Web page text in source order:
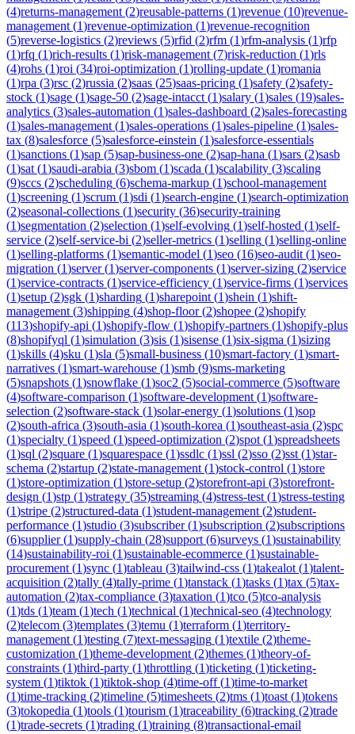
(4)returns-management (2)reusable-patterns (1)revenue (10)revenue-
management (1)revenue-optimization (1)revenue-recognition
(5)reverse-logistics (2)reviews (5)rfid (2)rfm (1)rfm-analysis (1)rfp
(1)rfq (1)rich-results (1)risk-management (7)risk-reduction (1)rls
(4)rohs (1)roi (34)roi-optimization (1)rolling-update (1)romania
(1)rpa (3)rsc (2)russia (2)saas (25)saas-pricing (1)safety (2)safety-
stock (1)sage (1)sage-50 (2)sage-intacct (1)salary (1)sales (19)sales-
analytics (3)sales-automation (1)sales-dashboard (2)sales-forecasting
(1)sales-management (1)sales-operations (1)sales-pipeline (1)sales-
tax (8)salesforce (5)salesforce-einstein (1)salesforce-essentials
(1)sanctions (1)sap (5)sap-business-one (2)sap-hana (1)sars (2)sasb
(1)sat (1)saudi-arabia (3)sbom (1)scada (1)scalability (3)scaling
(9)sccs (2)scheduling (6)schema-markup (1)school-management
(1)screening (1)scrum (1)sdi (1)search-engine (1)search-optimization
(2)seasonal-collections (1)security (36)security-training
(1)segmentation (2)selection (1)self-evolving (1)self-hosted (1)self-
service (2)self-service-bi (2)seller-metrics (1)selling (1)selling-online
(1)selling-platforms (1)semantic-model (1)seo (16)seo-audit (1)seo-
migration (1)server(1)server-components (1)server-sizing (2)service
(1)service-contracts (1)service-efficiency (1)service-firms (1)services
(1)setup (2)sgk (1)sharding (1)sharepoint (1)shein (1)shift-
management (3)shipping (4)shop-floor(2)shopee (2)shopify
(113)shopify-api (1)shopify-flow (1)shopify-partners (1)shopify-plus
(8)shopifyql (1)simulation (3)sis (1)sisense (1)six-sigma (1)sizing
(1)skills (4)sku (1)sla (5)small-business (10)smart-factory (1)smart-
narratives (1)smart-warehouse (1)smb (9)sms-marketing
(5)snapshots (1)snowflake (1)soc2 (5)social-commerce (5)software
(4)software-comparison (1)software-development (1)software-
selection (2)software-stack (1)solar-energy (1)solutions (1)sop
(2)south-africa (3)south-asia (1)south-korea (1)southeast-asia (2)spc
(1)specialty (1)speed (1)speed-optimization (2)spot (1)spreadsheets
(1)sql (2)square (1)squarespace (1)ssdlc (1)ssl (2)sso (2)sst (1)star-
schema (2)startup (2)state-management (1)stock-control (1)store
(1)store-optimization (1)store-setup (2)storefront-api (3)storefront-
design (1)stp (1)strategy (35)streaming (4)stress-test (1)stress-testing
(1)stripe (2)structured-data (1)student-management (2)student-
performance (1)studio (3)subscriber(1)subscription (2)subscriptions
(6)supplier(1)supply-chain (28)support (6)surveys (1)sustainability
(14)sustainability-roi (1)sustainable-ecommerce (1)sustainable-
procurement (1)sync (1)tableau (3)tailwind-css (1)takealot (1)talent-
acquisition (2)tally (4)tally-prime (1)tanstack (1)tasks (1)tax (5)tax-
automation (2)tax-compliance (3)taxation (1)tco (5)tco-analysis
(1)tds (1)team (1)tech (1)technical (1)technical-seo (4)technology
(2)telecom (3)templates (3)temu (1)terraform (1)territory-
management (1)testing (7)text-messaging (1)textile (2)theme-
customization (1)theme-development (2)themes (1)theory-of-
constraints (1)third-party (1)throttling (1)ticketing (1)ticketing-
system (1)tiktok (1)tiktok-shop (4)time-off(1)time-to-market
(1)time-tracking (2)timeline (5)timesheets (2)tms (1)toast (1)tokens
(3)tokopedia (1)tools (1)tourism (1)traceability (6)tracking (2)trade
(1)trade-secrets (1)trading (1)training (8)transactional-email